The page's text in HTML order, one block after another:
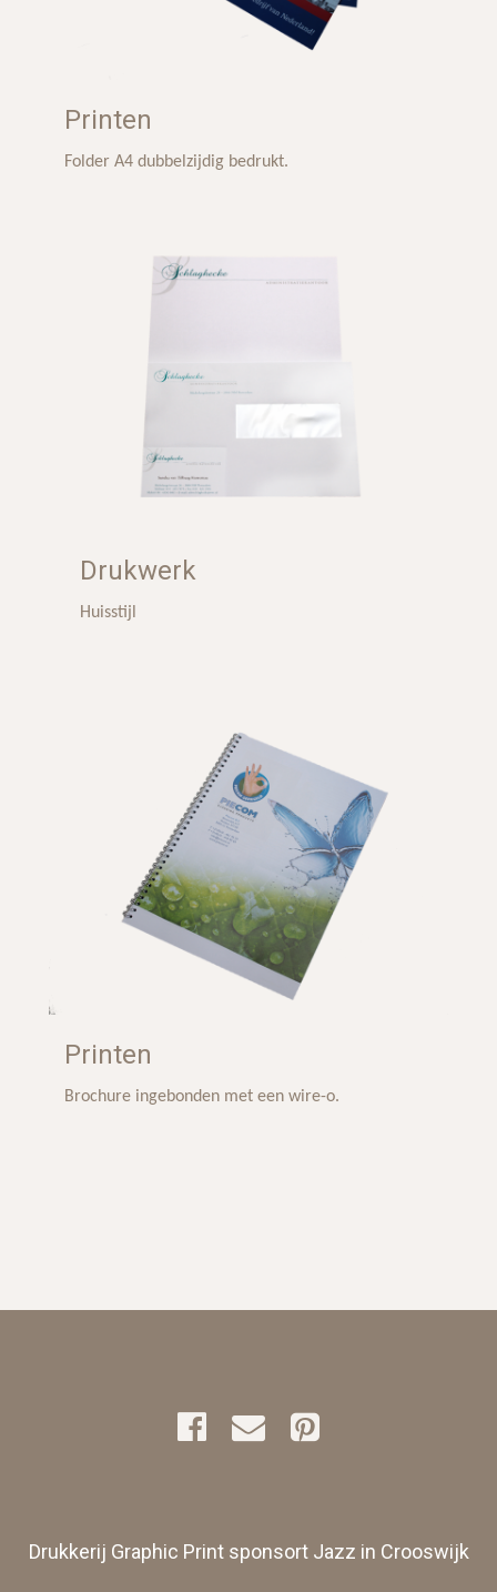
Printen
Folder A4 dubbelzijdig bedrukt.
Drukwerk
Huisstijl
Printen
Brochure ingebonden met een wire-o.
Drukkerij Graphic Print sponsort Jazz in Crooswijk